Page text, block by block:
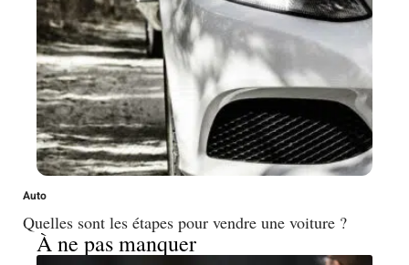
Auto
Quelles sont les étapes pour vendre une voiture ?
À ne pas manquer